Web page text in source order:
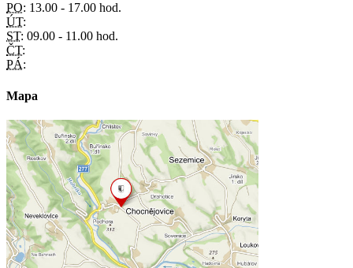
PO: 13.00 - 17.00 hod.
ÚT:
ST: 09.00 - 11.00 hod.
ČT:
PÁ:
Mapa